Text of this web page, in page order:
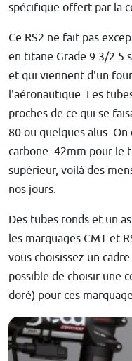
spécifique offert par la
Ce RS2 ne fait pas
en titane Grade 9 3/2.5
et qui viennent d'un
l'aéronautique. Les
proches de ce qui se
80 ou quelques alus.
carbone. 42mm pour le
supérieur, voilà des
nos jours.
Des tubes ronds et un
les marquages CMT et
vous choisissez un
possible de choisir une
doré) pour ces